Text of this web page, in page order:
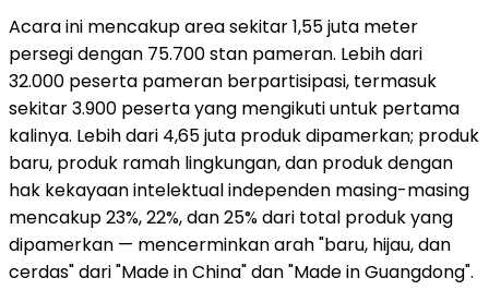
Acara ini mencakup area sekitar 1,55 juta meter
persegi dengan 75.700 stan pameran. Lebih dari
32.000 peserta pameran berpartisipasi, termasuk
sekitar 3.900 peserta yang mengikuti untuk pertama
kalinya. Lebih dari 4,65 juta produk dipamerkan; produk
baru, produk ramah lingkungan, dan produk dengan
hak kekayaan intelektual independen masing-masing
mencakup 23%, 22%, dan 25% dari total produk yang
dipamerkan — mencerminkan arah "baru, hijau, dan
cerdas" dari "Made in China" dan "Made in Guangdong".